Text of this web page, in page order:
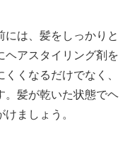
には、髪をしっかりと
ヘアスタイリング剤を
くなるだけでなく、
。髪が乾いた状態でヘ
ましょう。